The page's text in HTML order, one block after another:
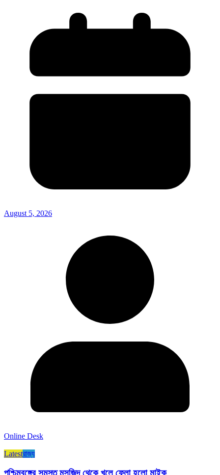
August 5, 2026
Online Desk
Latestরাজ্য​
পশ্চিমবঙ্গের সমস্ত মসজিদ থেকে খুলে ফেলা হলো মাইক